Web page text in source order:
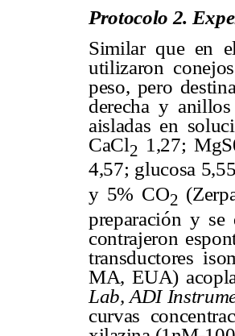
Protocolo 2.
Similar que en
utilizaron
peso, pero
derecha y
aisladas en
CaCl2 1,27;
4,57; glucosa
y 5% CO2
preparación y
contrajeron
transductores
MA, EUA)
Lab, ADI
curvas